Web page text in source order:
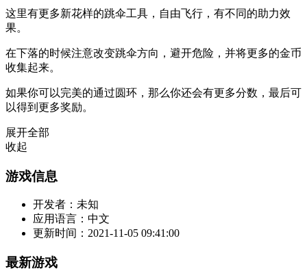
这里有更多新花样的跳伞工具，自由飞行，有不同的助力效
果。
在下落的时候注意改变跳伞方向，避开危险，并将更多的金币
收集起来。
如果你可以完美的通过圆环，那么你还会有更多分数，最后可
以得到更多奖励。
展开全部
收起
游戏信息
开发者： 未知
应用语言： 中文
更新时间： 2021-11-05 09:41:00
最新游戏